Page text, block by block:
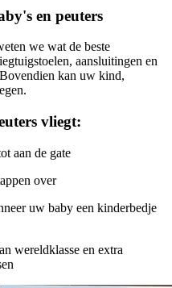
en peuters
we wat de beste
aansluitingen en
kan uw kind,
vliegt:
aan de gate
over
uw baby een kinderbedje
wereldklasse en extra